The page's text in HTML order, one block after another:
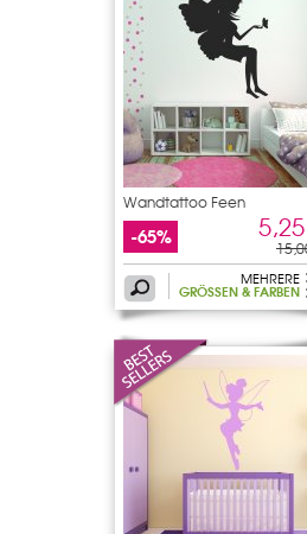
Wandtattoo Feen
-65%
MEHRERE
GRÖSSEN & FARBEN